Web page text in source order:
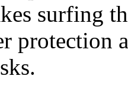
surfing
protection